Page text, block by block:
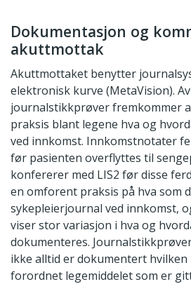
Dokumentasjon og
akuttmottak
Akuttmottaket benytter
elektronisk kurve (MetaVision).
journalstikkprøver fremkommer
praksis blant legene hva og
ved innkomst. Innkomstnotater
før pasienten overflyttes til
konfererer med LIS2 før disse
en omforent praksis på hva som
sykepleierjournal ved innkomst,
viser stor variasjon i hva og
dokumenteres.
ikke alltid er dokumentert hvilken
forordnet legemiddelet som er